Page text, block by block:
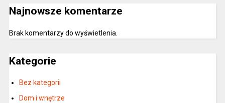
Najnowsze komentarze
Brak komentarzy do wyświetlenia.
Kategorie
Bez kategorii
Dom i wnętrze